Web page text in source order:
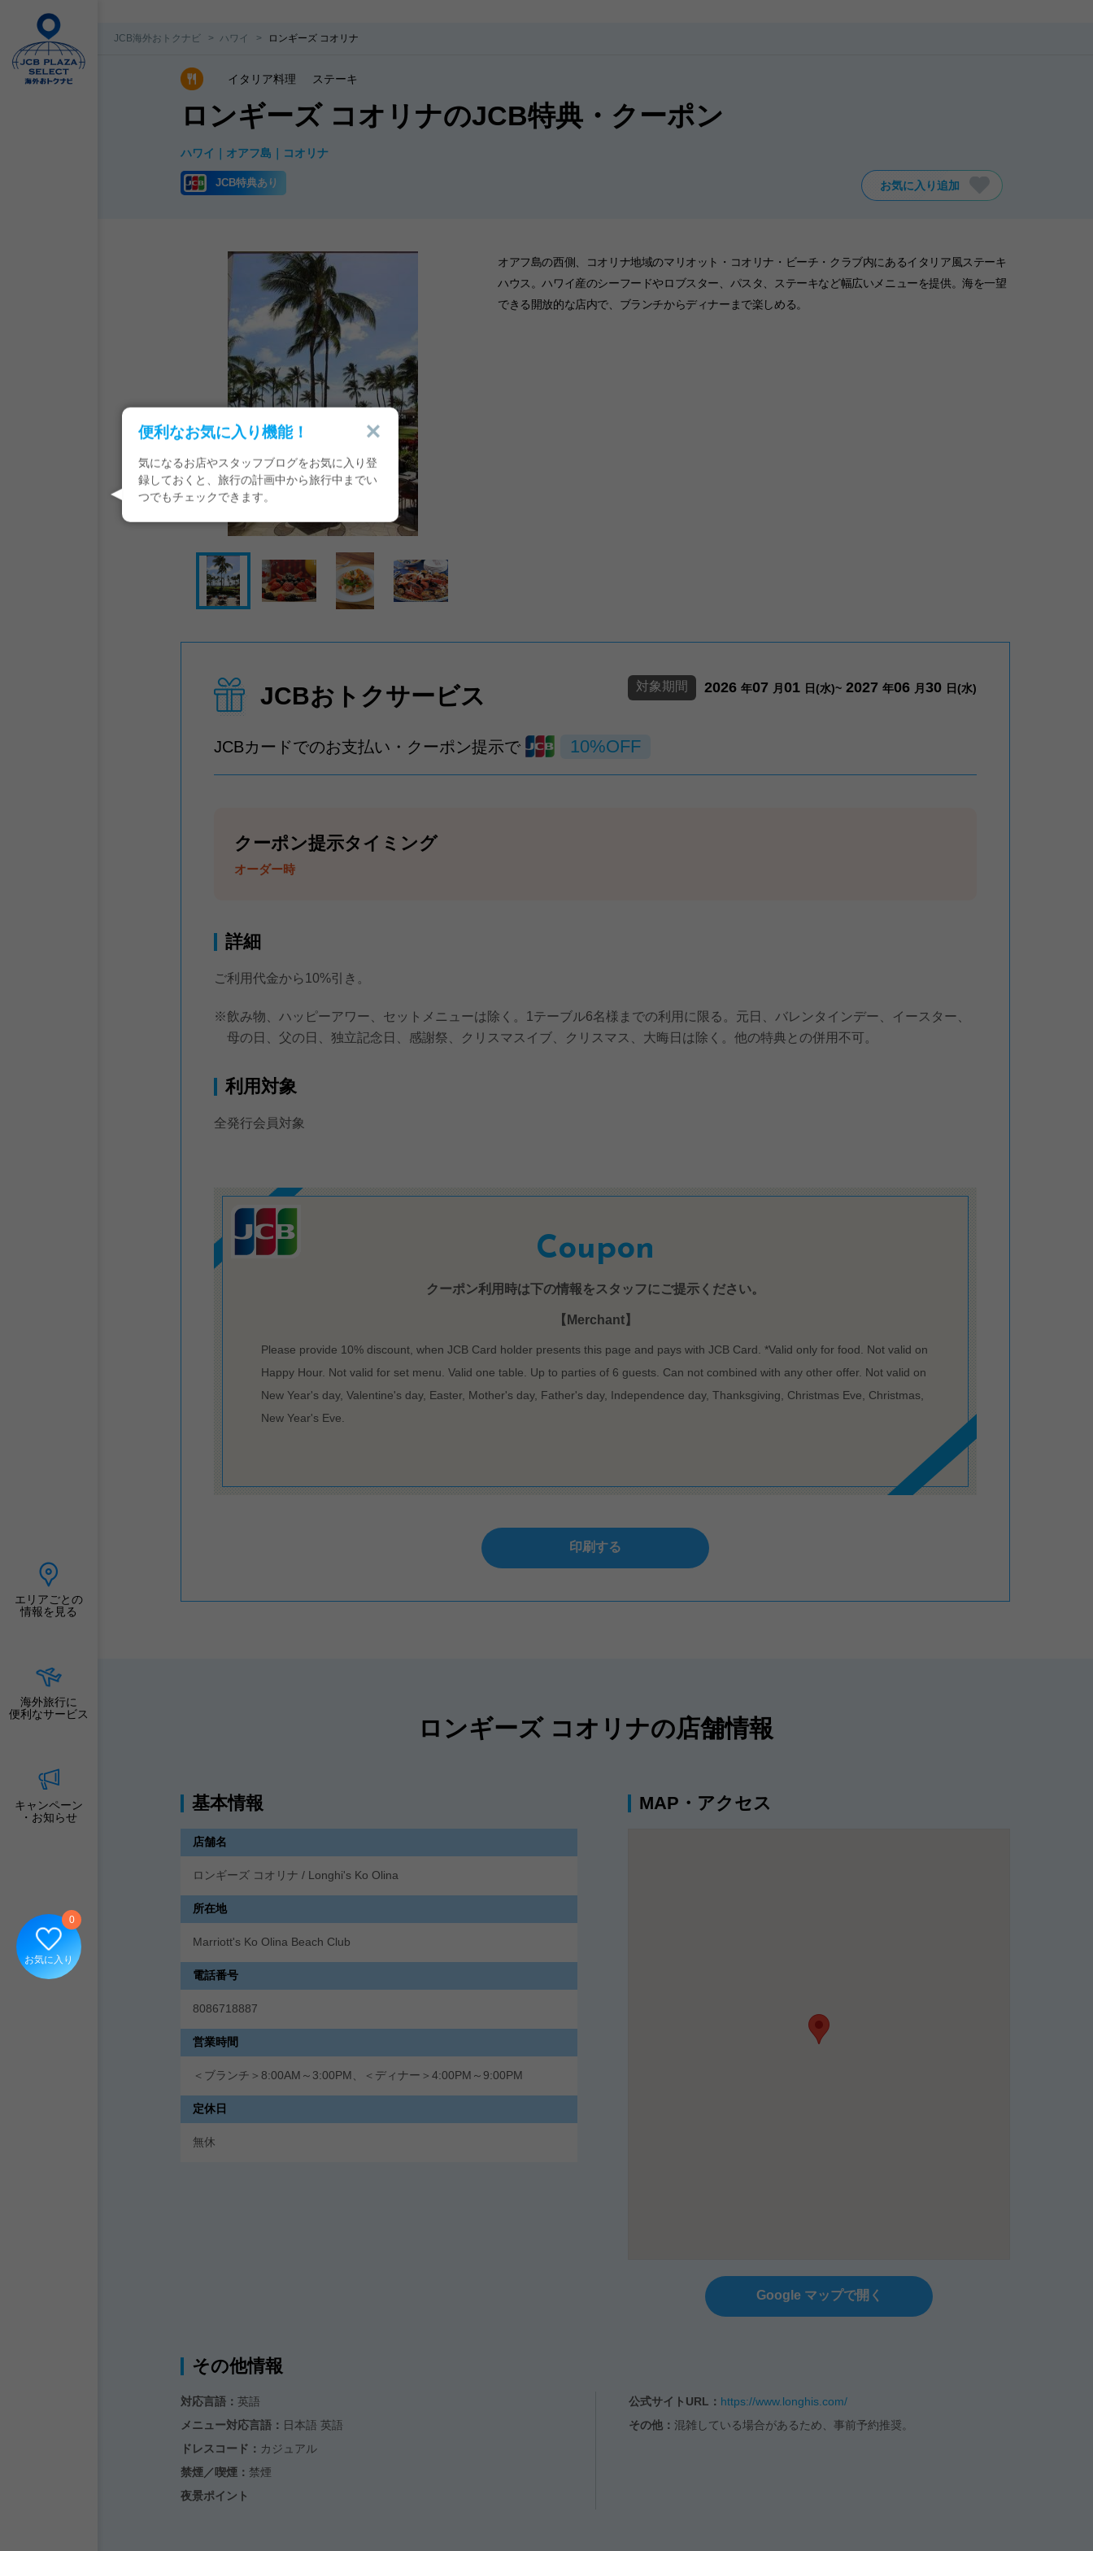
エリアごとの
情報を見る
海外旅行に
便利なサービス
キャンペーン
・お知らせ
お気に入り
0
便利なお気に入り機能！
気になるお店やスタッフブログをお気に入り登
録しておくと、旅行の計画中から旅行中までい
つでもチェックできます。
JCB海外おトクナビ ハワイ ロンギーズ コオリナ
イタリア料理 ステーキ
ロンギーズ コオリナのJCB特典・クーポン
ハワイ オアフ島 コオリナ
JCB特典あり お気に入り追加
オアフ島の西側、コオリナ地域のマリオット・コオリナ・ビーチ・クラブ内にあるイタリア風ステーキ
ハウス。ハワイ産のシーフードやロブスター、パスタ、ステーキなど幅広いメニューを提供。海を一望
できる開放的な店内で、ブランチからディナーまで楽しめる。
JCBおトクサービス 対象期間 2026 年07 月 01 日(水)~ 2027 年06 月 30 日(水)
JCBカードでのお支払い・クーポン提示で 10%OFF
クーポン提示タイミング
オーダー時
詳細
ご利用代金から10%引き。
※飲み物、ハッピーアワー、セットメニューは除く。1テーブル6名様までの利用に限る。元日、バレンタインデー、イースター、
母の日、父の日、独立記念日、感謝祭、クリスマスイブ、クリスマス、大晦日は除く。他の特典との併用不可。
利用対象
全発行会員対象
Coupon
クーポン利用時は下の情報をスタッフにご提示ください。
【Merchant】
Please provide 10% discount, when JCB Card holder presents this page and pays with JCB Card. *Valid only for food. Not valid on
Happy Hour. Not valid for set menu. Valid one table. Up to parties of 6 guests. Can not combined with any other offer. Not valid on
New Year's day, Valentine's day, Easter, Mother's day, Father's day, Independence day, Thanksgiving, Christmas Eve, Christmas,
New Year's Eve.
印刷する
ロンギーズ コオリナの店舗情報
基本情報
店舗名
ロンギーズ コオリナ / Longhi's Ko Olina
所在地
Marriott's Ko Olina Beach Club
電話番号
8086718887
営業時間
＜ブランチ＞8:00AM～3:00PM、＜ディナー＞4:00PM～9:00PM
定休日
無休
MAP・アクセス
Google マップで開く
その他情報
対応言語： 英語
メニュー対応言語： 日本語 英語
ドレスコード： カジュアル
禁煙／喫煙： 禁煙
夜景ポイント
公式サイトURL： https://www.longhis.com/
その他： 混雑している場合があるため、事前予約推奨。